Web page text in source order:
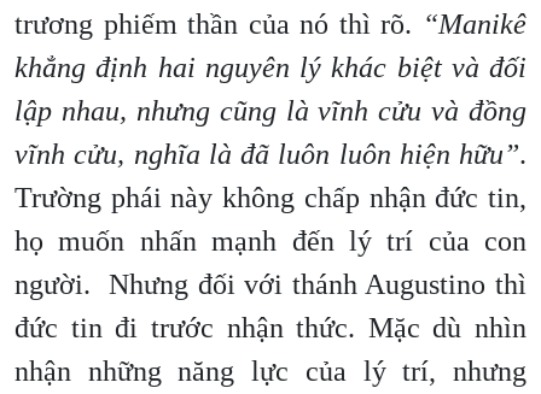
trương phiếm thần của nó thì rõ. “Manikê
khẳng định hai nguyên lý khác biệt và đối
lập nhau, nhưng cũng là vĩnh cửu và đồng
vĩnh cửu, nghĩa là đã luôn luôn hiện hữu”.
Trường phái này không chấp nhận đức tin,
họ muốn nhấn mạnh đến lý trí của con
người. Nhưng đối với thánh Augustino thì
đức tin đi trước nhận thức. Mặc dù nhìn
nhận những năng lực của lý trí, nhưng